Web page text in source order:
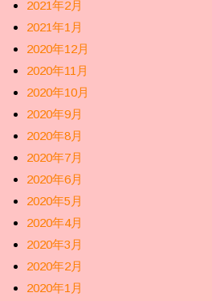
2021年2月
2021年1月
2020年12月
2020年11月
2020年10月
2020年9月
2020年8月
2020年7月
2020年6月
2020年5月
2020年4月
2020年3月
2020年2月
2020年1月